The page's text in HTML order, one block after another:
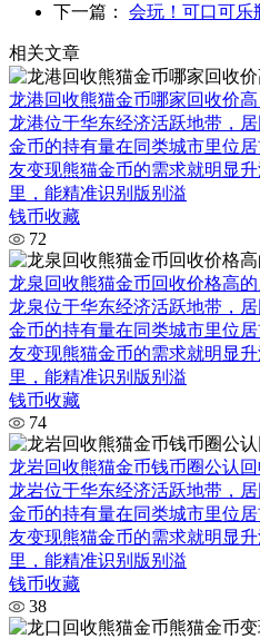
下一篇： 会玩！可口可乐
相关文章
龙港回收熊猫金币哪家回收价
龙港位于华东经济活跃地带，
金币的持有量在同类城市里位
友变现熊猫金币的需求就明显
里，能精准识别版别溢
钱币收藏
72
龙泉回收熊猫金币回收价格高
龙泉位于华东经济活跃地带，
金币的持有量在同类城市里位
友变现熊猫金币的需求就明显
里，能精准识别版别溢
钱币收藏
74
龙岩回收熊猫金币钱币圈公认
龙岩位于华东经济活跃地带，
金币的持有量在同类城市里位
友变现熊猫金币的需求就明显
里，能精准识别版别溢
钱币收藏
38